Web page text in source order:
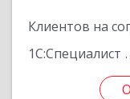
Клиентов на
1С:Специалист